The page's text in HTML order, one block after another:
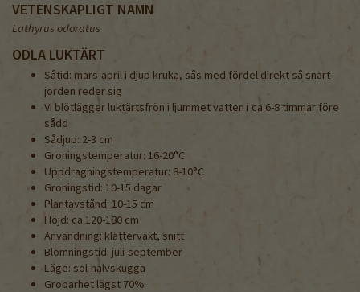
VETENSKAPLIGT NAMN
Lathyrus odoratus
ODLA LUKTÄRT
Såtid: mars-april i djup kruka, sås med fördel direkt så snart
jorden reder sig
Vi blötlägger luktärtsfrön i ljummet vatten i ca 6-8 timmar före
sådd
Sådjup: 2-3 cm
Groningstemperatur: 16-20°C
Uppdragningstemperatur: 8-10°C
Groningstid: 10-15 dagar
Plantavstånd: 10-15 cm
Höjd: ca 120-180 cm
Användning: klätterväxt, snitt
Blomningstid: juli-september
Läge: sol-halvskugga
Grobarhet lägst 70%